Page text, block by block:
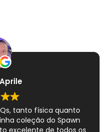
tanto física quanto
coleção do Spawn
excelente de todos os